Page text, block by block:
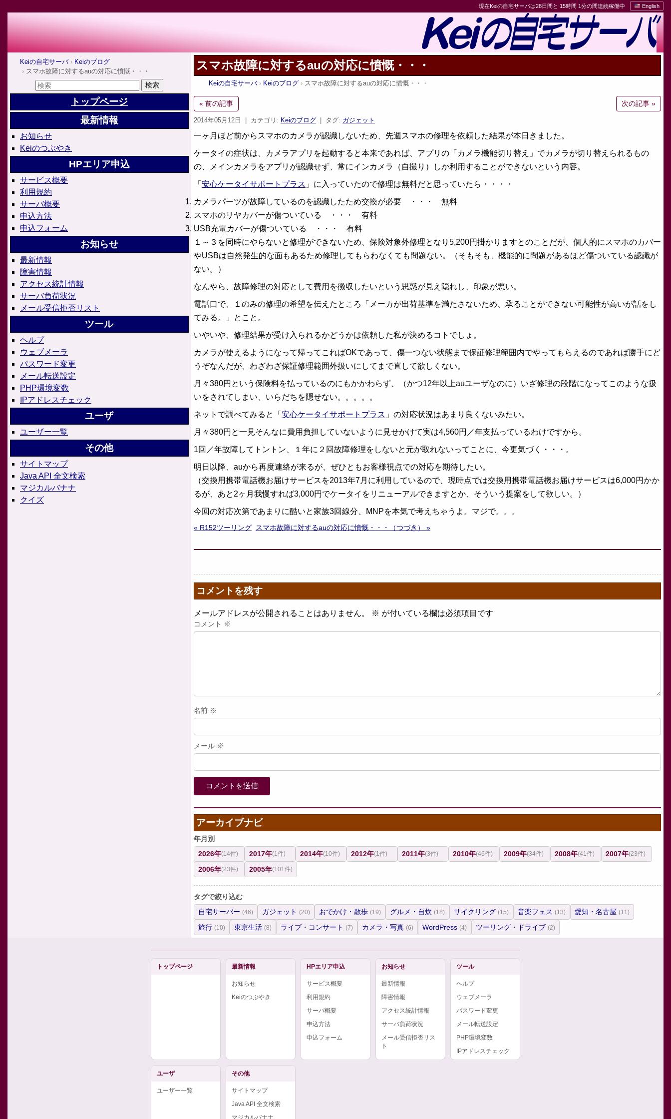
現在Keiの自宅サーバは28日間と 15時間 1分の間連続稼働中 English
Keiの自宅サーバ
Keiのブログ
スマホ故障に対するauの対応に憤慨・・・
トップページ
最新情報
お知らせ
Keiのつぶやき
HPエリア申込
サービス概要
利用規約
サーバ概要
申込方法
申込フォーム
お知らせ
最新情報
障害情報
アクセス統計情報
サーバ負荷状況
メール受信拒否リスト
ツール
ヘルプ
ウェブメーラ
パスワード変更
メール転送設定
PHP環境変数
IPアドレスチェック
ユーザ
ユーザー一覧
その他
サイトマップ
Java API 全文検索
マジカルバナナ
クイズ
スマホ故障に対するauの対応に憤慨・・・
Keiの自宅サーバ Keiのブログ スマホ故障に対するauの対応に憤慨・・・
« 前の記事 次の記事 »
2014年05月12日 | カテゴリ: Keiのブログ| タグ: ガジェット
一ヶ月ほど前からスマホのカメラが認識しないため、先週スマホの修理を依頼した結果が本日きました。
ケータイの症状は、カメラアプリを起動すると本来であれば、アプリの「カメラ機能切り替え」でカメラが切り替えられるもの
の、メインカメラをアプリが認識せず、常にインカメラ（自撮り）しか利用することができないという内容。
「 安心ケータイサポートプラス 」に入っていたので修理は無料だと思っていたら・・・・
カメラパーツが故障しているのを認識したため交換が必要 ・・・ 無料
スマホのリヤカバーが傷ついている ・・・ 有料
USB充電カバーが傷ついている ・・・ 有料
１～３を同時にやらないと修理ができないため、保険対象外修理となり5,200円掛かりますとのことだが、個人的にスマホのカバー
やUSBは自然発生的な面もあるため修理してもらわなくても問題ない。（そもそも、機能的に問題があるほど傷ついている認識が
ない。）
なんやら、故障修理の対応として費用を徴収したいという思惑が見え隠れし、印象が悪い。
電話口で、１のみの修理の希望を伝えたところ「メーカが出荷基準を満たさないため、承ることができない可能性が高いが話をし
てみる。」とこと。
いやいや、修理結果が受け入られるかどうかは依頼した私が決めるコトでしょ。
カメラが使えるようになって帰ってこればOKであって、傷一つない状態まで保証修理範囲内でやってもらえるのであれば勝手にど
うぞなんだが、わざわざ保証修理範囲外扱いにしてまで直して欲しくない。
月々380円という保険料を払っているのにもかかわらず、（かつ12年以上auユーザなのに）いざ修理の段階になってこのような扱
いをされてしまい、いらだちを隠せない。。。。。
ネットで調べてみると「 安心ケータイサポートプラス 」の対応状況はあまり良くないみたい。
月々380円と一見そんなに費用負担していないように見せかけて実は4,560円／年支払っているわけですから。
1回／年故障してトントン、１年に２回故障修理をしないと元が取れないってことに、今更気づく・・・。
明日以降、auから再度連絡が来るが、ぜひともお客様視点での対応を期待したい。
（交換用携帯電話機お届けサービスを2013年7月に利用しているので、現時点では交換用携帯電話機お届けサービスは6,000円かか
るが、あと2ヶ月我慢すれば3,000円でケータイをリニューアルできますとか、そういう提案をして欲しい。）
今回の対応次第であまりに酷いと家族3回線分、MNPを本気で考えちゃうよ。マジで。。。
« R152ツーリング スマホ故障に対するauの対応に憤慨・・・（つづき） »
コメントを残す
メールアドレスが公開されることはありません。 ※ が付いている欄は必須項目です
コメント ※
名前 ※
メール ※
アーカイブナビ
年月別
2026年(14件) 2017年(1件) 2014年(10件) 2012年(1件) 2011年(3件) 2010年(46件) 2009年(34件) 2008年(41件) 2007年(23件)
2006年(23件) 2005年(101件)
タグで絞り込む
自宅サーバー (46) ガジェット (20) おでかけ・散歩 (19) グルメ・自炊 (18) サイクリング (15) 音楽フェス (13) 愛知・名古屋 (11)
旅行 (10) 東京生活 (8) ライブ・コンサート (7) カメラ・写真 (6) WordPress (4) ツーリング・ドライブ (2)
トップページ 最新情報
お知らせ
Keiのつぶやき
HPエリア申込
サービス概要
利用規約
サーバ概要
申込方法
申込フォーム
お知らせ
最新情報
障害情報
アクセス統計情報
サーバ負荷状況
メール受信拒否リス
ト
ツール
ヘルプ
ウェブメーラ
パスワード変更
メール転送設定
PHP環境変数
IPアドレスチェック
ユーザ
ユーザー一覧
その他
サイトマップ
Java API 全文検索
マジカルバナナ